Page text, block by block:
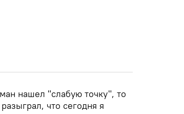
нашел "слабую точку", то
что сегодня я